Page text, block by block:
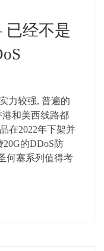
已经不是
力较强, 普遍的
港和美西线路都
在2022年下架并
的DDoS防
何塞系列值得考